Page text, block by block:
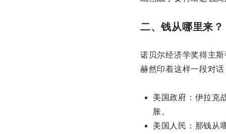
二、钱从哪里来？
诺贝尔经济学奖得主
赫然印着这样一段对话
美国政府：伊拉克
胀。
美国人民：那钱从